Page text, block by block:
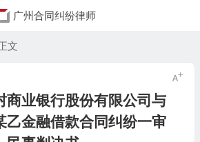
广州合同纠纷律师
文
商业银行股份有限公司与
乙金融借款合同纠纷一审